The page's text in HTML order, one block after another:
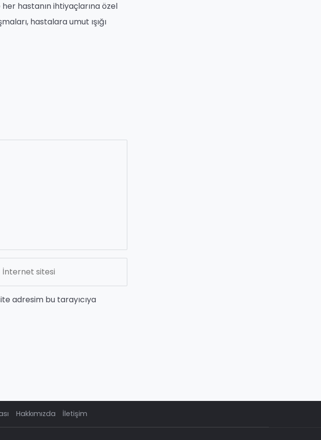
hastanın ihtiyaçlarına özel
hastalara umut ışığı
adresim bu tarayıcıya
Hakkımızda İletişim